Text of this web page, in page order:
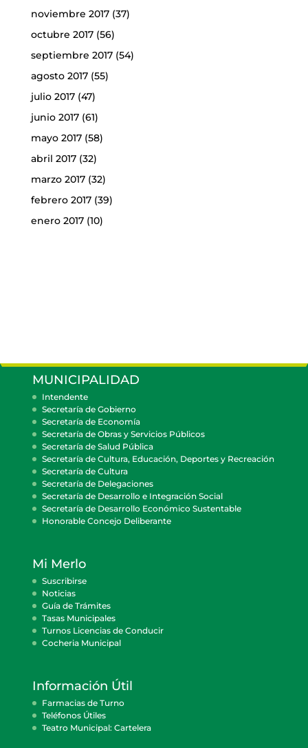
noviembre 2017(37)
octubre 2017(56)
septiembre 2017(54)
agosto 2017(55)
julio 2017(47)
junio 2017(61)
mayo 2017(58)
abril 2017(32)
marzo 2017(32)
febrero 2017(39)
enero 2017(10)
MUNICIPALIDAD
Intendente
Secretaría de Gobierno
Secretaría de Economía
Secretaría de Obras y Servicios Públicos
Secretaría de Salud Pública
Secretaría de Cultura, Educación, Deportes y Recreación
Secretaría de Cultura
Secretaría de Delegaciones
Secretaría de Desarrollo e Integración Social
Secretaría de Desarrollo Económico Sustentable
Honorable Concejo Deliberante
Mi Merlo
Suscribirse
Noticias
Guía de Trámites
Tasas Municipales
Turnos Licencias de Conducir
Cocheria Municipal
Información Útil
Farmacias de Turno
Teléfonos Útiles
Teatro Municipal: Cartelera